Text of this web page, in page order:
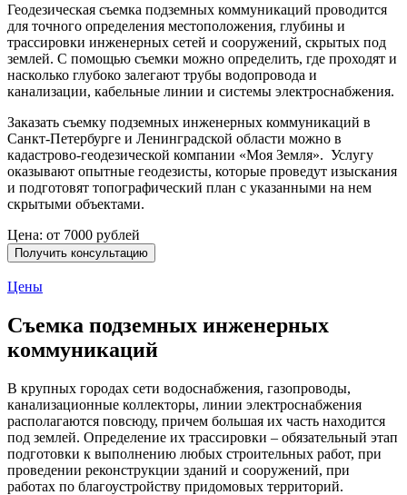
Геодезическая съемка подземных коммуникаций проводится
для точного определения местоположения, глубины и
трассировки инженерных сетей и сооружений, скрытых под
землей. С помощью съемки можно определить, где проходят и
насколько глубоко залегают трубы водопровода и
канализации, кабельные линии и системы электроснабжения.
Заказать съемку подземных инженерных коммуникаций в
Санкт-Петербурге и Ленинградской области можно в
кадастрово-геодезической компании «Моя Земля». Услугу
оказывают опытные геодезисты, которые проведут изыскания
и подготовят топографический план с указанными на нем
скрытыми объектами.
Цена: от 7000 рублей
Получить консультацию
Цены
Съемка подземных инженерных
коммуникаций
В крупных городах сети водоснабжения, газопроводы,
канализационные коллекторы, линии электроснабжения
располагаются повсюду, причем большая их часть находится
под землей. Определение их трассировки – обязательный этап
подготовки к выполнению любых строительных работ, при
проведении реконструкции зданий и сооружений, при
работах по благоустройству придомовых территорий.